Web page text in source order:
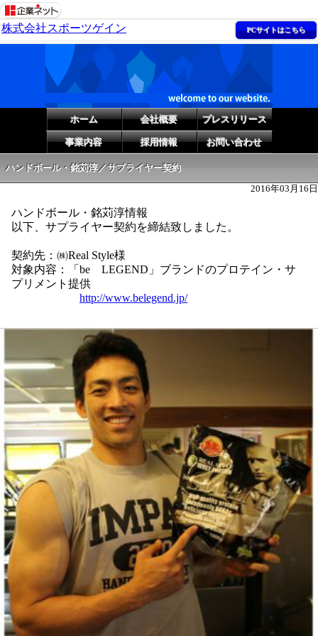
株式会社スポーツゲイン PCサイトはこちら
ホーム 会社概要 プレスリリース
事業内容 採用情報 お問い合わせ
ハンドボール・銘苅淳／サプライヤー契約
2016年03月16日
ハンドボール・銘苅淳情報
以下、サプライヤー契約を締結致しました。
契約先：㈱Real Style様
対象内容：「be LEGEND」ブランドのプロテイン・サ
プリメント提供
http://www.belegend.jp/